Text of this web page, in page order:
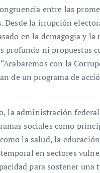
entre las
Desde la irrupción
en la demagogia y
profundo ni propuestas
con la
de un programa de
la administración
sociales como
la salud, la
en sectores
para sostener